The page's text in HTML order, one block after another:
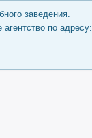
заведения.
по адресу: